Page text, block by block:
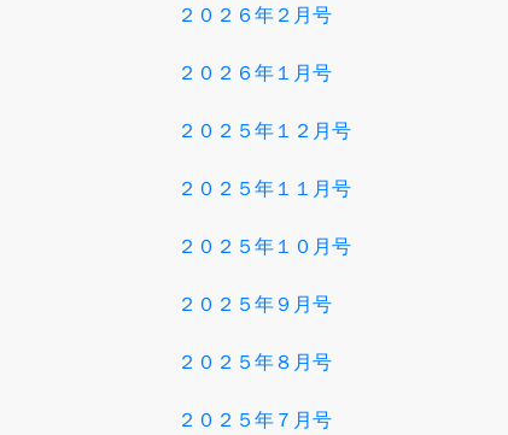
２０２６年２月号
２０２６年１月号
２０２５年１２月号
２０２５年１１月号
２０２５年１０月号
２０２５年９月号
２０２５年８月号
２０２５年７月号